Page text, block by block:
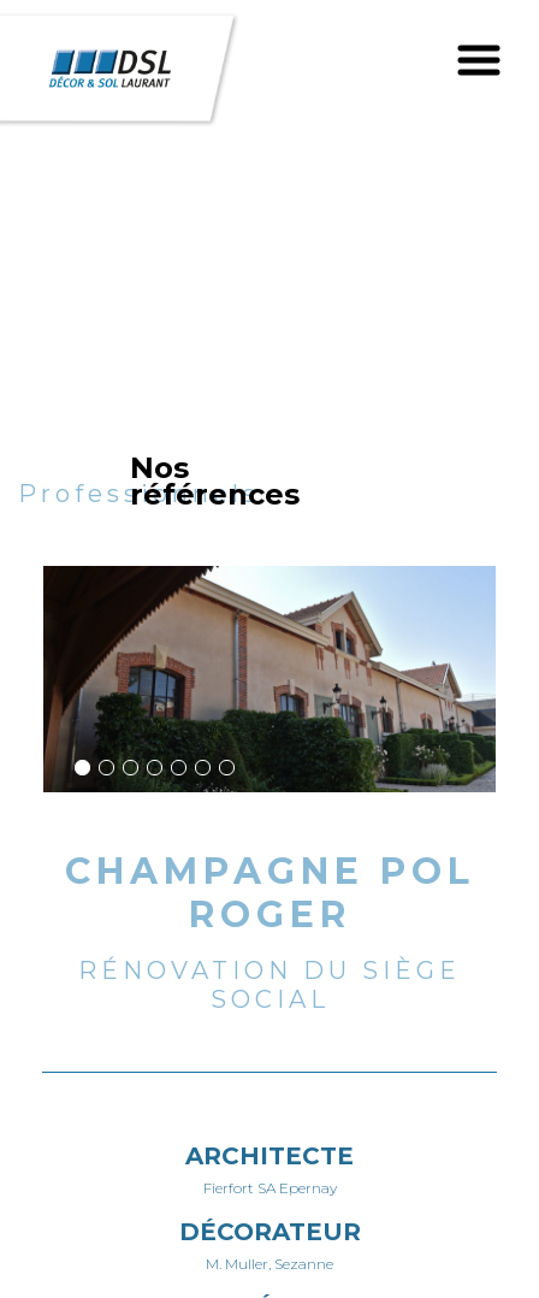
Professionnels
Nos
références
CHAMPAGNE POL
ROGER
RÉNOVATION DU SIÈGE
SOCIAL
ARCHITECTE
Fierfort SA Epernay
DÉCORATEUR
M. Muller, Sezanne